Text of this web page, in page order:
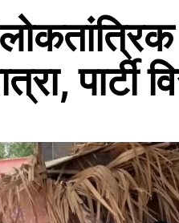
पार्टी